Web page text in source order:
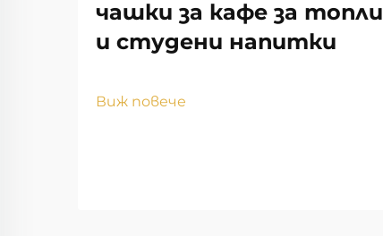
чашки за кафе за топли
и студени напитки
Виж повече